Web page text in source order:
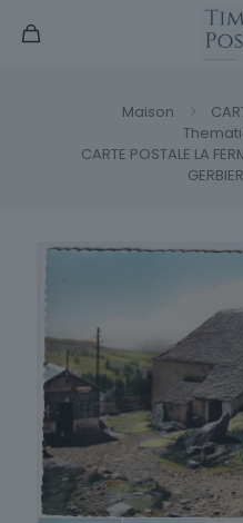
Maison
CARTE POSTALE LA